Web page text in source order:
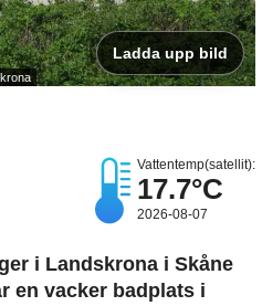
Ladda upp bild
Vattentemp(satellit):
17.7°C
2026-08-07
i Landskrona i Skåne
en vacker badplats i